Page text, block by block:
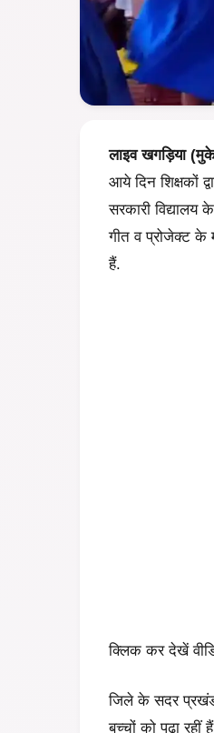
लाइव खगड़िया
आये दिन शिक्षकों
सरकारी विद्यालय
गीत व प्रोजेक्ट के
हैं.
क्लिक कर देखें
जिले के सदर प्रखंड
बच्चों को पढ़ा